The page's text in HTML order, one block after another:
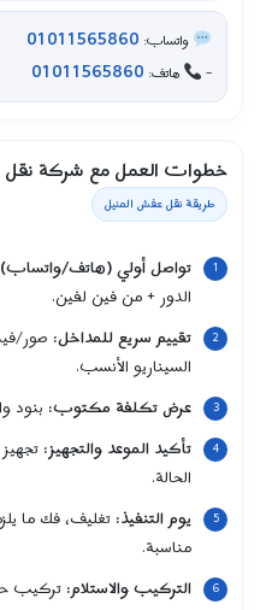
واتساب: 01011565860
– هاتف: 01011565860
خطوات العمل مع شركة نقل
طريقة نقل عفش المنيل
تواصل أولي (هاتف/
الدور + من فين لفين.
تقييم سريع للمداخل: صور/
السيناريو الأنسب.
عرض تكلفة مكتوب: بنود
تأكيد الموعد والتجهيز:
الحالة.
يوم التنفيذ:تغليف، فك ما
مناسبة.
التركيب والاستلام:تركيب